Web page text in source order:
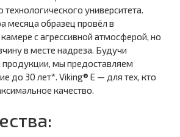
технологического университета.
месяца образец провёл в
с агрессивной атмосферой, но
в месте надреза. Будучи
продукции, мы предоставляем
до 30 лет*. Viking® E — для тех, кто
качество.